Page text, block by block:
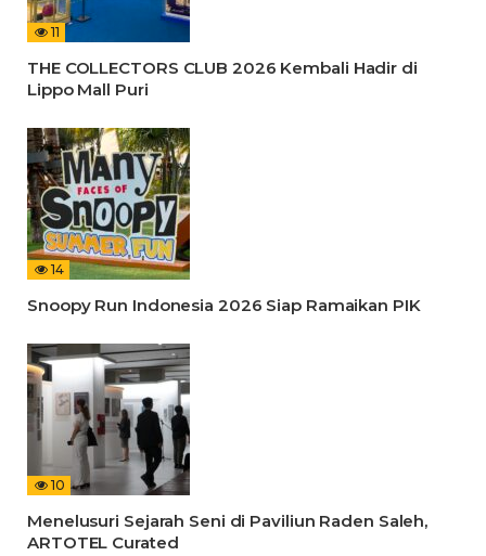
11
THE COLLECTORS CLUB 2026 Kembali Hadir di
Lippo Mall Puri
14
Snoopy Run Indonesia 2026 Siap Ramaikan PIK
10
Menelusuri Sejarah Seni di Paviliun Raden Saleh,
ARTOTEL Curated